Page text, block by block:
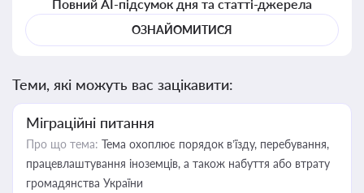
Повний AI-підсумок дня та статті-джерела
ОЗНАЙОМИТИСЯ
Теми, які можуть вас зацікавити:
Міграційні питання
Про що тема: Тема охоплює порядок в’їзду, перебування,
працевлаштування іноземців, а також набуття або втрату
громадянства України